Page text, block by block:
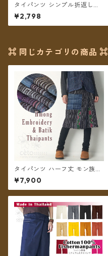
タイパンツ シンプル折返しプ
リント ミディアム丈（ホワイ
ト）【メール便送料無料】
¥2,798
⌘ 同じカテゴリの商品 ⌘
タイパンツ ハーフ丈 モン族刺
繍 ろうけつ染【メール便送料
無料】
¥7,900